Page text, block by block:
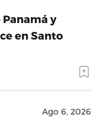
y
en Santo
Ago 6, 2026